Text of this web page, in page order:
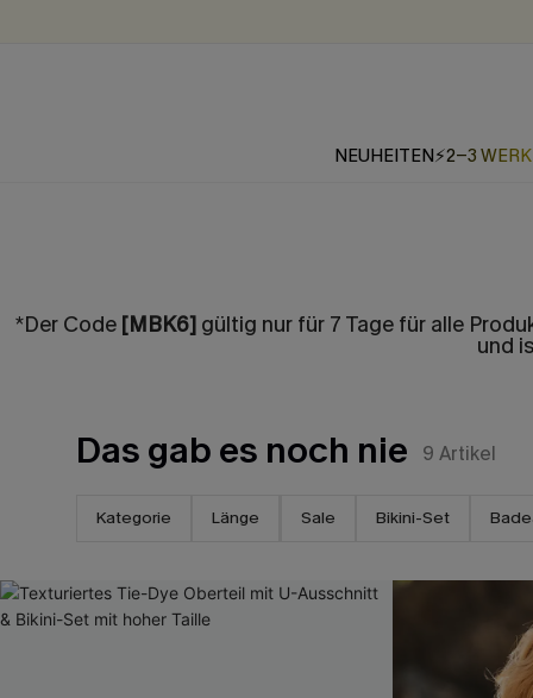
NEUHEITEN⚡2-3
*Der Code [MBK6]gültig nur für 7 Tage für alle
und
Das gab es noch nie 9 Artikel
Kategorie Länge Sale Bikini-Set